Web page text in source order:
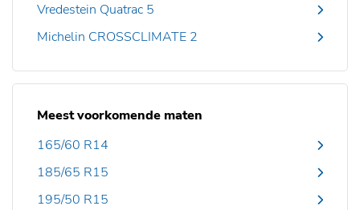
Vredestein Quatrac 5
Michelin CROSSCLIMATE 2
Meest voorkomende maten
165/60 R14
185/65 R15
195/50 R15